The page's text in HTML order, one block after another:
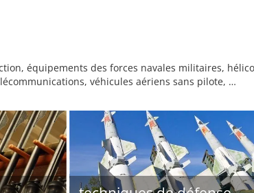
équipements des forces navales militaires,
véhicules aériens sans pilote, …